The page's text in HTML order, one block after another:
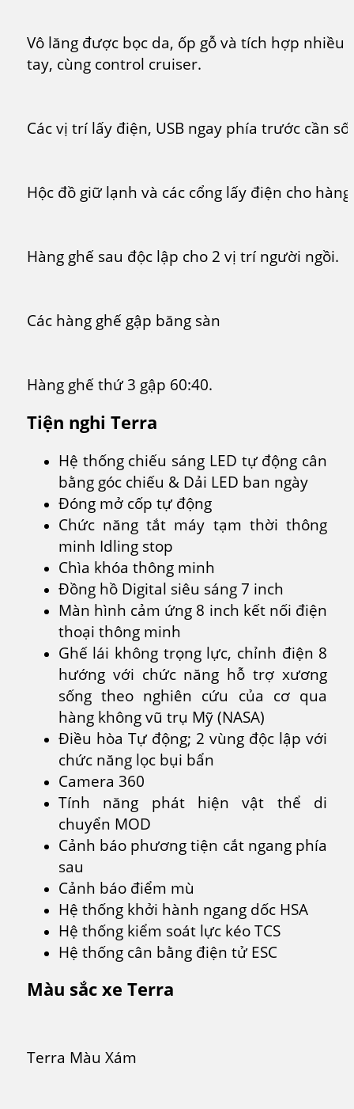
Vô lăng được bọc da, ốp gỗ và tích hợp
tay, cùng control cruiser.
Các vị trí lấy điện, USB ngay phía trước cần số.
Hộc đồ giữ lạnh và các cổng lấy điện cho
Hàng ghế sau độc lập cho 2 vị trí người ngồi.
Các hàng ghế gập băng sàn
Hàng ghế thứ 3 gập 60:40.
Tiện nghi Terra
Hệ thống chiếu sáng LED tự động cân
bằng góc chiếu & Dải LED ban ngày
Đóng mở cốp tự động
Chức năng tắt máy tạm thời thông
minh Idling stop
Chìa khóa thông minh
Đồng hồ Digital siêu sáng 7 inch
Màn hình cảm ứng 8 inch kết nối điện
thoại thông minh
Ghế lái không trọng lực, chỉnh điện 8
hướng với chức năng hỗ trợ xương
sống theo nghiên cứu của cơ qua
hàng không vũ trụ Mỹ (NASA)
Điều hòa Tự động; 2 vùng độc lập với
chức năng lọc bụi bẩn
Camera 360
Tính năng phát hiện vật thể di
chuyển MOD
Cảnh báo phương tiện cắt ngang phía
sau
Cảnh báo điểm mù
Hệ thống khởi hành ngang dốc HSA
Hệ thống kiểm soát lực kéo TCS
Hệ thống cân bằng điện tử ESC
Màu sắc xe Terra
Terra Màu Xám